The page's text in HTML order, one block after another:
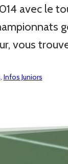
avec le
vous
, Infos Juniors